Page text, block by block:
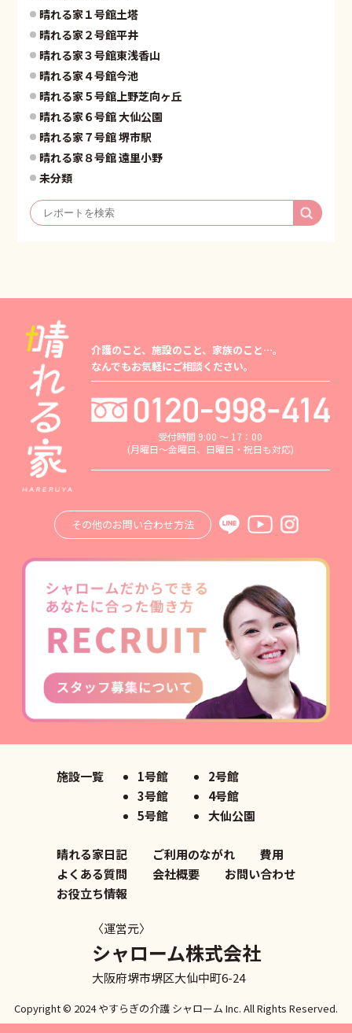
晴れる家１号館土塔
晴れる家２号館平井
晴れる家３号館東浅香山
晴れる家４号館今池
晴れる家５号館上野芝向ヶ丘
晴れる家６号館 大仙公園
晴れる家７号館 堺市駅
晴れる家８号館 遠里小野
未分類
介護のこと、施設のこと、家族のこと…。
なんでもお気軽にご相談ください。
受付時間 9:00 ～ 17：00
(月曜日～金曜日、日曜日・祝日も対応)
その他のお問い合わせ方法
〈運営元〉
シャローム株式会社
大阪府堺市堺区大仙中町6-24
施設一覧 1号館
2号館
3号館
4号館
5号館
大仙公園
晴れる家日記 ご利用のながれ
費用
よくある質問
会社概要
お問い合わせ
お役立ち情報
Copyright © 2024 やすらぎの介護 シャローム Inc. All Rights Reserved.